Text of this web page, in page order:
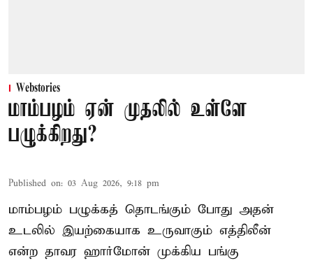
Webstories
மாம்பழம் ஏன் முதலில் உள்ளே
பழுக்கிறது?
Published on: 03 Aug 2026, 9:18 pm
மாம்பழம் பழுக்கத் தொடங்கும் போது அதன்
உடலில் இயற்கையாக உருவாகும் எத்திலீன்
என்ற தாவர ஹார்மோன் முக்கிய பங்கு